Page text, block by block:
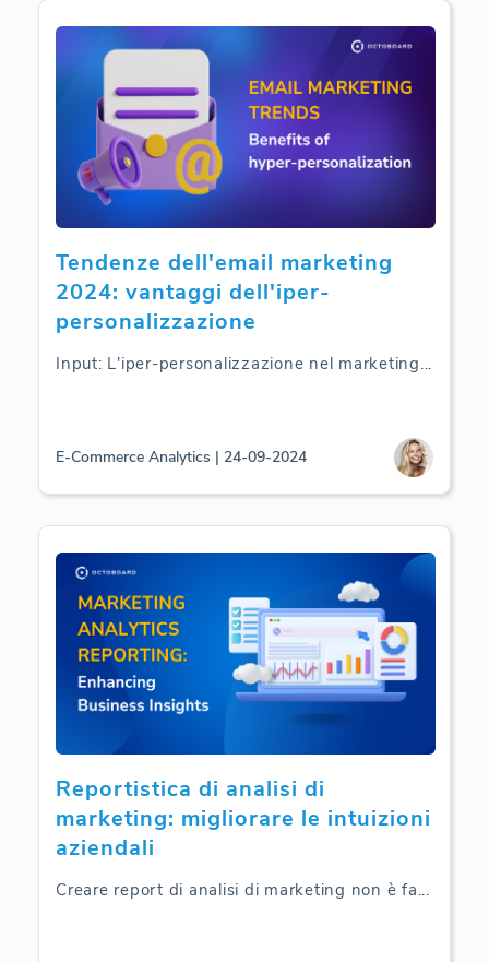
Tendenze dell'email marketing
2024: vantaggi dell'iper-
personalizzazione
Input: L'iper-personalizzazione nel marketing...
E-Commerce Analytics | 24-09-2024
Reportistica di analisi di
marketing: migliorare le intuizioni
aziendali
Creare report di analisi di marketing non è fa...